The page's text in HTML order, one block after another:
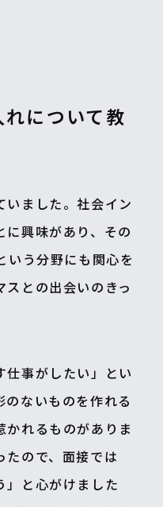
について教
いました。社会イン
に興味があり、その
いう分野にも関心を
との出会いのきっ
仕事がしたい」とい
ないものを作れる
れるものがありま
たので、面接では
」と心がけました